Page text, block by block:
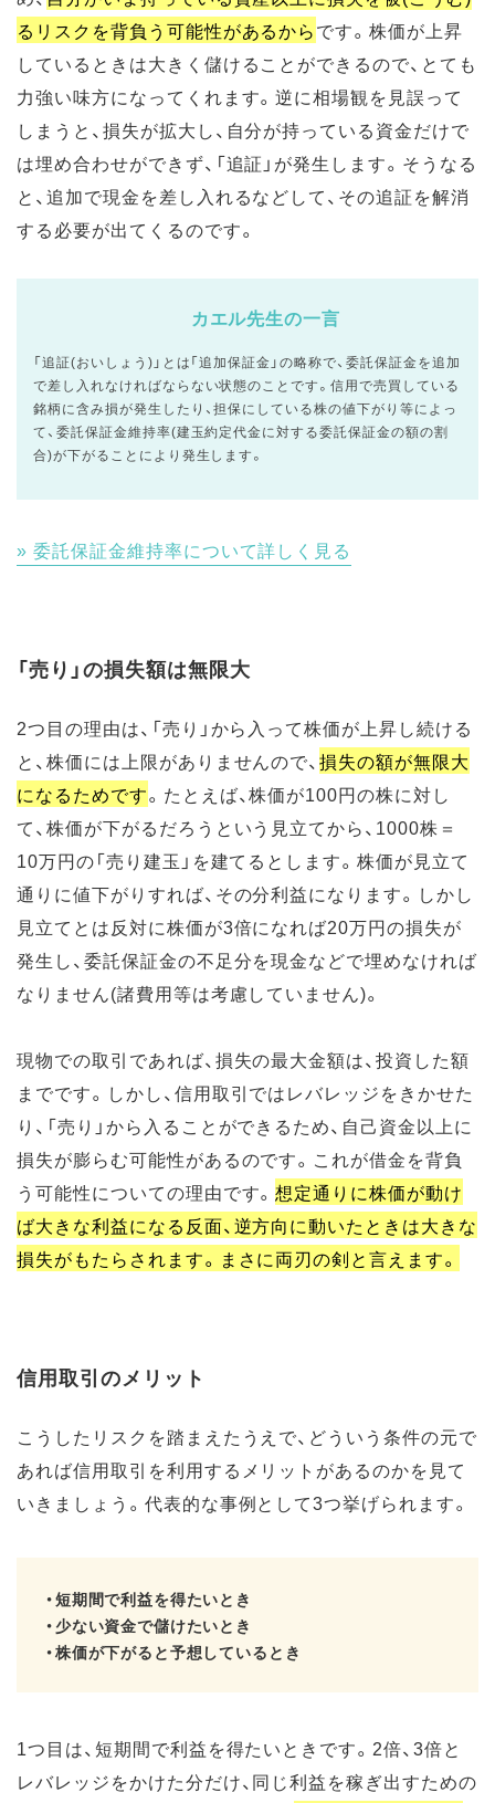
るリスクを背負う可能性があるからです。株価が上昇
しているときは大きく儲けることができるので、とても
力強い味方になってくれます。逆に相場観を見誤って
しまうと、損失が拡大し、自分が持っている資金だけで
は埋め合わせができず、「追証」が発生します。そうなる
と、追加で現金を差し入れるなどして、その追証を解消
する必要が出てくるのです。
カエル先生の一言
「追証(おいしょう)」とは「追加保証金」の略称で、委託保証金を追加
で差し入れなければならない状態のことです。信用で売買している
銘柄に含み損が発生したり、担保にしている株の値下がり等によっ
て、委託保証金維持率(建玉約定代金に対する委託保証金の額の割
合)が下がることにより発生します。
委託保証金維持率について詳しく見る
「売り」の損失額は無限大
2つ目の理由は、「売り」から入って株価が上昇し続ける
と、株価には上限がありませんので、損失の額が無限大
になるためです。たとえば、株価が100円の株に対し
て、株価が下がるだろうという見立てから、1000株＝
10万円の「売り建玉」を建てるとします。株価が見立て
通りに値下がりすれば、その分利益になります。しかし
見立てとは反対に株価が3倍になれば20万円の損失が
発生し、委託保証金の不足分を現金などで埋めなければ
なりません(諸費用等は考慮していません)。
現物での取引であれば、損失の最大金額は、投資した額
までです。しかし、信用取引ではレバレッジをきかせた
り、「売り」から入ることができるため、自己資金以上に
損失が膨らむ可能性があるのです。これが借金を背負
う可能性についての理由です。想定通りに株価が動け
ば大きな利益になる反面、逆方向に動いたときは大きな
損失がもたらされます。まさに両刃の剣と言えます。
信用取引のメリット
こうしたリスクを踏まえたうえで、どういう条件の元で
あれば信用取引を利用するメリットがあるのかを見て
いきましょう。代表的な事例として3つ挙げられます。
・短期間で利益を得たいとき
・少ない資金で儲けたいとき
・株価が下がると予想しているとき
1つ目は、短期間で利益を得たいときです。2倍、3倍と
レバレッジをかけた分だけ、同じ利益を稼ぎ出すための